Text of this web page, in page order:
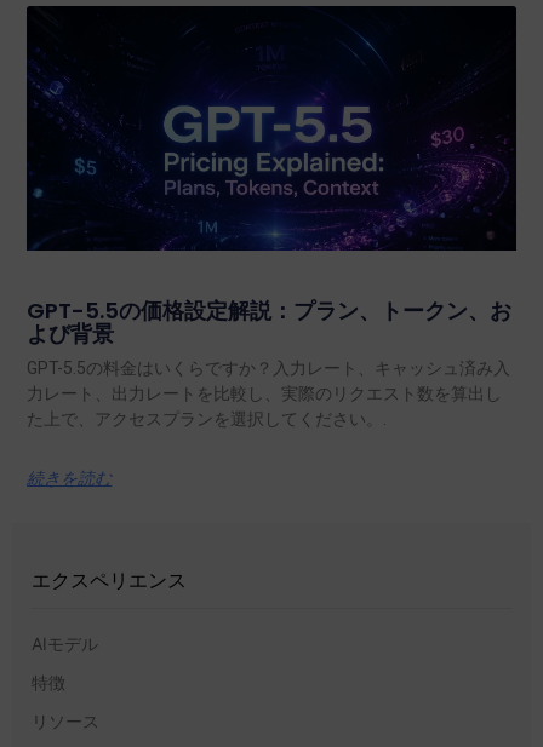
GPT-5.5の価格設定解説：プラン、トークン、お
よび背景
GPT-5.5の料金はいくらですか？入力レート、キャッシュ済み入
力レート、出力レートを比較し、実際のリクエスト数を算出し
た上で、アクセスプランを選択してください。.
続きを読む
エクスペリエンス
AIモデル
特徴
リソース